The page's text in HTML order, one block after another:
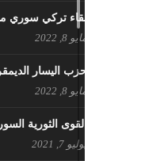
لقاء تركي سوري
مايو 8, 2022
حزب اليسار
مايو 8, 2022
القوى الثورية
يوليو 7, 2021